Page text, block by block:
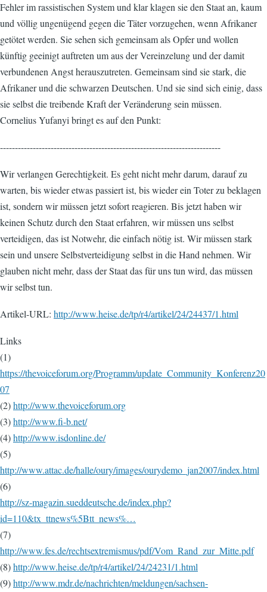
Fehler im rassistischen System und klar klagen sie den Staat an, kaum
und völlig ungenügend gegen die Täter vorzugehen, wenn Afrikaner
getötet werden. Sie sehen sich gemeinsam als Opfer und wollen
künftig geeinigt auftreten um aus der Vereinzelung und der damit
verbundenen Angst herauszutreten. Gemeinsam sind sie stark, die
Afrikaner und die schwarzen Deutschen. Und sie sind sich einig, dass
sie selbst die treibende Kraft der Veränderung sein müssen.
Cornelius Yufanyi bringt es auf den Punkt:
--------------------------------------------------------------------------
Wir verlangen Gerechtigkeit. Es geht nicht mehr darum, darauf zu
warten, bis wieder etwas passiert ist, bis wieder ein Toter zu beklagen
ist, sondern wir müssen jetzt sofort reagieren. Bis jetzt haben wir
keinen Schutz durch den Staat erfahren, wir müssen uns selbst
verteidigen, das ist Notwehr, die einfach nötig ist. Wir müssen stark
sein und unsere Selbstverteidigung selbst in die Hand nehmen. Wir
glauben nicht mehr, dass der Staat das für uns tun wird, das müssen
wir selbst tun.
Artikel-URL: http://www.heise.de/tp/r4/artikel/24/24437/1.html
Links
(1)
https://thevoiceforum.org/Programm/update_Community_Konferenz20
07
(2)http://www.thevoiceforum.org
(3)http://www.fi-b.net/
(4)http://www.isdonline.de/
(5)
http://www.attac.de/halle/oury/images/ourydemo_jan2007/index.html
(6)
http://sz-magazin.sueddeutsche.de/index.php?
id=110&tx_ttnews%5Btt_news%…
(7)
http://www.fes.de/rechtsextremismus/pdf/Vom_Rand_zur_Mitte.pdf
(8)http://www.heise.de/tp/r4/artikel/24/24231/1.html
(9)http://www.mdr.de/nachrichten/meldungen/sachsen-